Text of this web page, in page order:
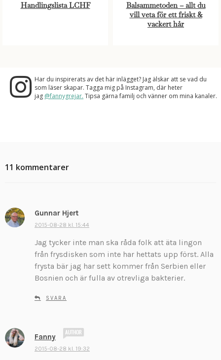
Handlingslista LCHF
Balsammetoden – allt du
vill veta för ett friskt &
vackert hår
Har du inspirerats av det här inlägget? Jag älskar att se vad du
som läser skapar. Tagga mig på Instagram, där heter
jag @fannygrejar. Tipsa gärna familj och vänner om mina kanaler.
11 kommentarer
Gunnar Hjert
k
i
v
e
r
2015-08-28 kl. 15:44
Jag tycker inte man ska råda folk att äta lingon
från frysdisken som inte har hettats upp först. Alla
frysta bär jag har sett kommer från Serbien eller
Bosnien och är fulla av otrevliga bakterier.
SVARA
Fanny
2015-08-28 kl. 19:32